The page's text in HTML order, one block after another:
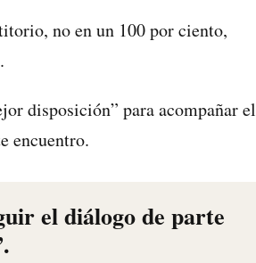
no en un 100 por ciento,
disposición” para acompañar el
encuentro.
el diálogo de parte